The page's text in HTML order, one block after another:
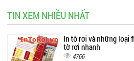
TIN XEM NHIỀU NHẤT
In tờ rơi và những loại
tờ rơi nhanh
4766